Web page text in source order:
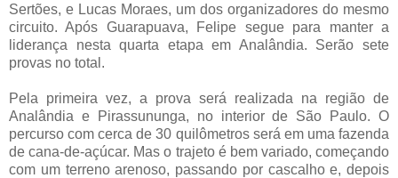
Sertões, e Lucas Moraes, um dos organizadores do mesmo
circuito. Após Guarapuava, Felipe segue para manter a
liderança nesta quarta etapa em Analândia. Serão sete
provas no total.
Pela primeira vez, a prova será realizada na região de
Analândia e Pirassununga, no interior de São Paulo. O
percurso com cerca de 30 quilômetros será em uma fazenda
de cana-de-açúcar. Mas o trajeto é bem variado, começando
com um terreno arenoso, passando por cascalho e, depois